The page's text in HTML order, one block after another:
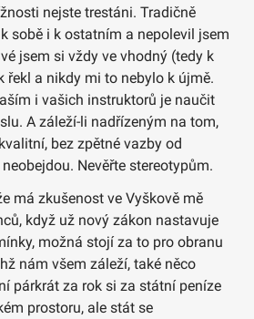
nejste trestáni. Tradičně
sobě i k ostatním a nepolevil jsem
jsem si vždy ve vhodný (tedy k
řekl a nikdy mi to nebylo k újmě.
i vašich instruktorů je naučit
A záleží-li nadřízeným na tom,
bez zpětné vazby od
Nevěřte stereotypům.
má zkušenost ve Vyškově mě
když už nový zákon nastavuje
možná stojí za to pro obranu
nám všem záleží, také něco
párkrát za rok si za státní peníze
prostoru, ale stát se